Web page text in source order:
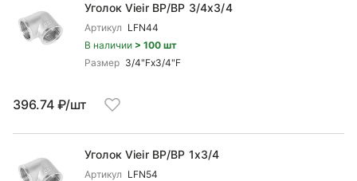
Уголок Vieir ВР/ВР 3/4x3/4
Артикул LFN44
В наличии > 100 шт
Размер 3/4"Fx3/4"F
396.74 ₽/шт
Уголок Vieir ВР/ВР 1x3/4
Артикул LFN54